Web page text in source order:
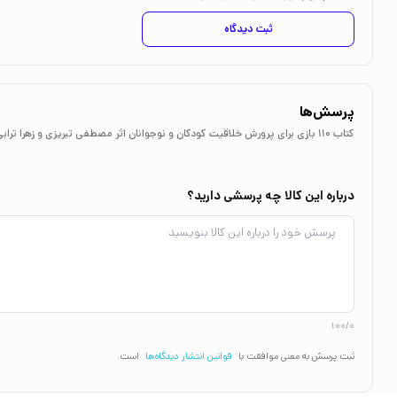
ثبت دیدگاه
پرسش‌ها
کتاب 110 بازی برای پرورش خلاقیت کودکان و نوجوانان اثر مصطفی تبریزی و زهرا ترابی نشر آوای هانا
درباره این کالا چه پرسشی دارید؟
100/0
ثبت پرسش به معنی موافقت با قوانین انتشار دیدگاه‌ها است.